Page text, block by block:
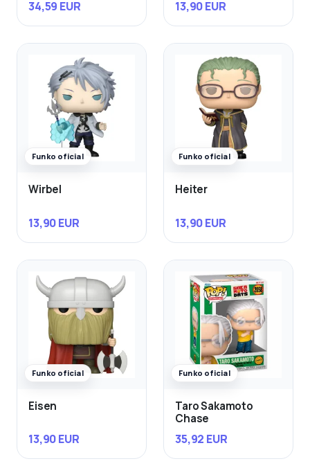
34,59 EUR 13,90 EUR
Funko oficial
Wirbel
13,90 EUR
Funko oficial
Heiter
13,90 EUR
Funko oficial
Eisen
13,90 EUR
Funko oficial
Taro Sakamoto
Chase
35,92 EUR